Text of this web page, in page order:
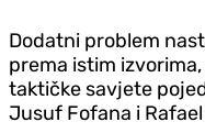
Dodatni problem
prema istim
taktičke savjete
Jusuf Fofana i